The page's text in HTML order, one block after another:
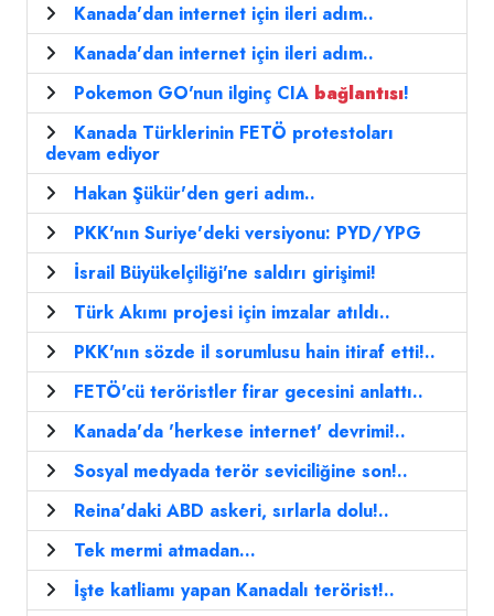
Kanada'dan internet için ileri adım..
Kanada'dan internet için ileri adım..
Pokemon GO'nun ilginç CIA bağlantısı!
Kanada Türklerinin FETÖ protestoları
devam ediyor
Hakan Şükür'den geri adım..
PKK'nın Suriye'deki versiyonu: PYD/YPG
İsrail Büyükelçiliği'ne saldırı girişimi!
Türk Akımı projesi için imzalar atıldı..
PKK'nın sözde il sorumlusu hain itiraf etti!..
FETÖ'cü teröristler firar gecesini anlattı..
Kanada'da 'herkese internet' devrimi!..
Sosyal medyada terör seviciliğine son!..
Reina'daki ABD askeri, sırlarla dolu!..
Tek mermi atmadan...
İşte katliamı yapan Kanadalı terörist!..